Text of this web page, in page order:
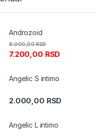
Androzoid
7.200,00 RSD
8.000,00RSD
Angelic S intimo
2.000,00 RSD
Angelic L intimo